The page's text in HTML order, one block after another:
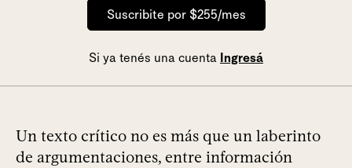
Suscribite por $255/mes
Si ya tenés una cuenta Ingresá
Un texto crítico no es más que un laberinto
de argumentaciones, entre información